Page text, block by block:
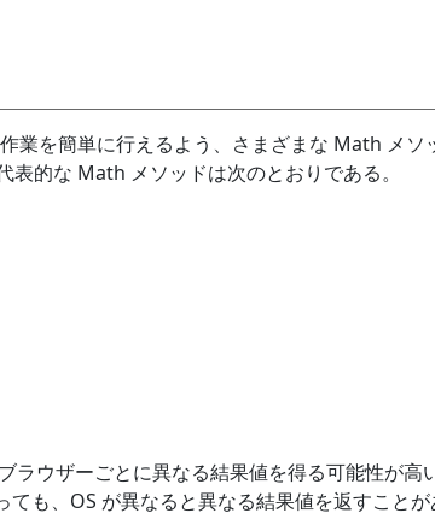
業を簡単に行えるよう、さまざまな Math メソ
的な Math メソッドは次のとおりである。
ラウザーごとに異なる結果値を得る可能性が高
ても、OS が異なると異なる結果値を返すこと